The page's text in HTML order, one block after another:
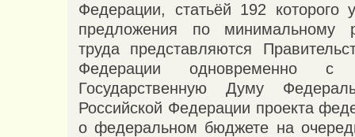
Федерации, статьёй 192 которого
предложения по минимальному
труда представляются
Федерации одновременно
Государственную Думу
Российской Федерации проекта
о федеральном бюджете на